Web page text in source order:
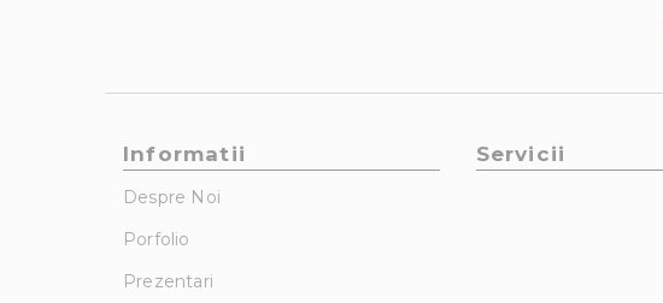
Informatii
Despre Noi
Porfolio
Prezentari
Servicii